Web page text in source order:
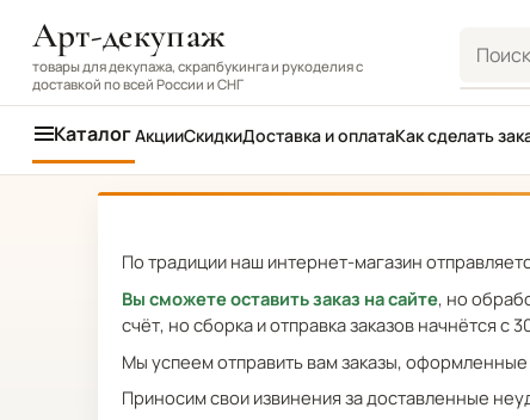
Арт-декупаж
товары для декупажа, скрапбукинга и рукоделия с
доставкой по всей России и СНГ
КаталогАкцииСкидкиДоставка и оплатаКак сделать
По традиции наш интернет-магазин
Вы сможете оставить заказ на сайте, но
счёт, но сборка и отправка заказов начнётся с
Мы успеем отправить вам заказы,
Приносим свои извинения за доставленные